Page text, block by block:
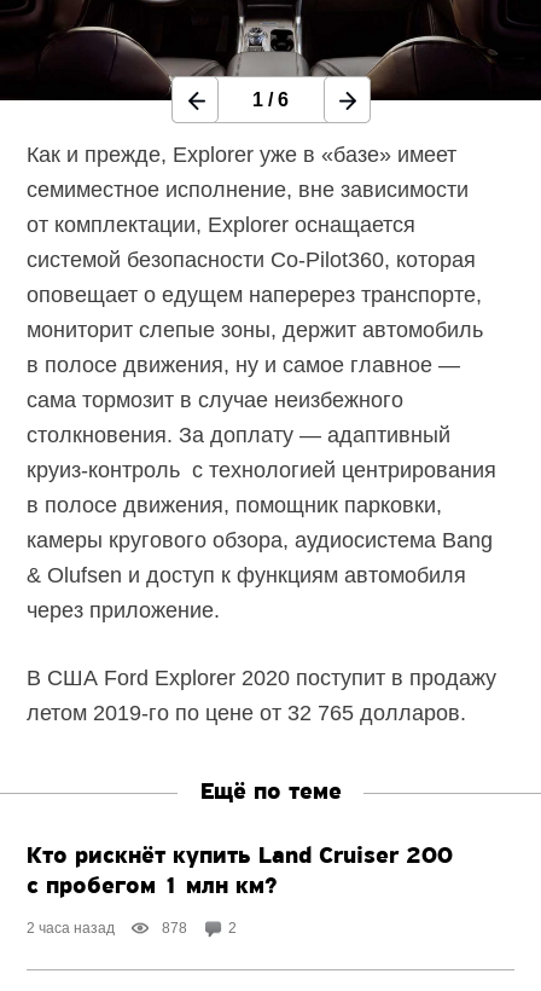
1 /6
Как и прежде, Explorer уже в «базе» имеет
семиместное исполнение, вне зависимости
от комплектации, Explorer оснащается
системой безопасности Co-Pilot360, которая
оповещает о едущем наперерез транспорте,
мониторит слепые зоны, держит автомобиль
в полосе движения, ну и самое главное —
сама тормозит в случае неизбежного
столкновения. За доплату — адаптивный
круиз-контроль с технологией центрирования
в полосе движения, помощник парковки,
камеры кругового обзора, аудиосистема Bang
& Olufsen и доступ к функциям автомобиля
через приложение.
В США Ford Explorer 2020 поступит в продажу
летом 2019-го по цене от 32 765 долларов.
Ещё по теме
Кто рискнёт купить Land Cruiser 200
с пробегом 1 млн км?
2 часа назад 878 2